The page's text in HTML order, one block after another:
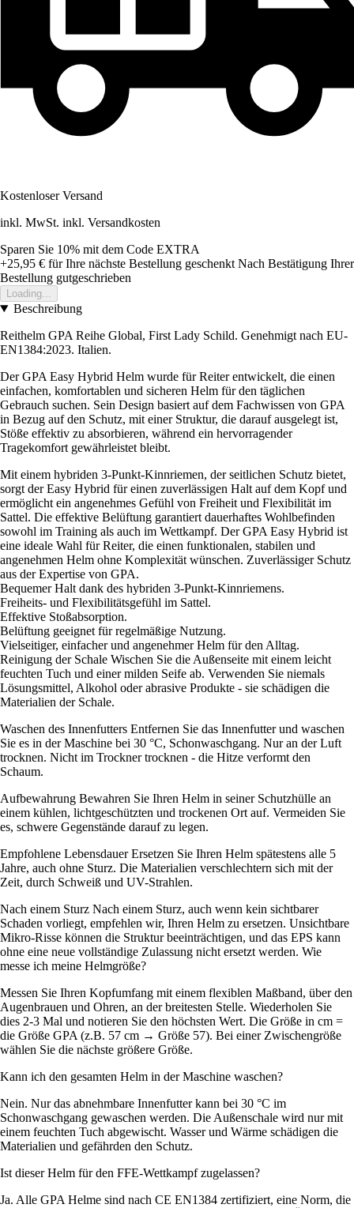
Kostenloser Versand
inkl. MwSt. inkl. Versandkosten
Sparen Sie 10% mit dem Code EXTRA
+25,95 € für Ihre nächste Bestellung geschenkt Nach Bestätigung Ihrer
Bestellung gutgeschrieben
Loading...
Beschreibung
Reithelm GPA Reihe Global, First Lady Schild. Genehmigt nach EU-
EN1384:2023. Italien.
Der GPA Easy Hybrid Helm wurde für Reiter entwickelt, die einen
einfachen, komfortablen und sicheren Helm für den täglichen
Gebrauch suchen. Sein Design basiert auf dem Fachwissen von GPA
in Bezug auf den Schutz, mit einer Struktur, die darauf ausgelegt ist,
Stöße effektiv zu absorbieren, während ein hervorragender
Tragekomfort gewährleistet bleibt.
Mit einem hybriden 3-Punkt-Kinnriemen, der seitlichen Schutz bietet,
sorgt der Easy Hybrid für einen zuverlässigen Halt auf dem Kopf und
ermöglicht ein angenehmes Gefühl von Freiheit und Flexibilität im
Sattel. Die effektive Belüftung garantiert dauerhaftes Wohlbefinden
sowohl im Training als auch im Wettkampf. Der GPA Easy Hybrid ist
eine ideale Wahl für Reiter, die einen funktionalen, stabilen und
angenehmen Helm ohne Komplexität wünschen. Zuverlässiger Schutz
aus der Expertise von GPA.
Bequemer Halt dank des hybriden 3-Punkt-Kinnriemens.
Freiheits- und Flexibilitätsgefühl im Sattel.
Effektive Stoßabsorption.
Belüftung geeignet für regelmäßige Nutzung.
Vielseitiger, einfacher und angenehmer Helm für den Alltag.
Reinigung der Schale Wischen Sie die Außenseite mit einem leicht
feuchten Tuch und einer milden Seife ab. Verwenden Sie niemals
Lösungsmittel, Alkohol oder abrasive Produkte - sie schädigen die
Materialien der Schale.
Waschen des Innenfutters Entfernen Sie das Innenfutter und waschen
Sie es in der Maschine bei 30 °C, Schonwaschgang. Nur an der Luft
trocknen. Nicht im Trockner trocknen - die Hitze verformt den
Schaum.
Aufbewahrung Bewahren Sie Ihren Helm in seiner Schutzhülle an
einem kühlen, lichtgeschützten und trockenen Ort auf. Vermeiden Sie
es, schwere Gegenstände darauf zu legen.
Empfohlene Lebensdauer Ersetzen Sie Ihren Helm spätestens alle 5
Jahre, auch ohne Sturz. Die Materialien verschlechtern sich mit der
Zeit, durch Schweiß und UV-Strahlen.
Nach einem Sturz Nach einem Sturz, auch wenn kein sichtbarer
Schaden vorliegt, empfehlen wir, Ihren Helm zu ersetzen. Unsichtbare
Mikro-Risse können die Struktur beeinträchtigen, und das EPS kann
ohne eine neue vollständige Zulassung nicht ersetzt werden. Wie
messe ich meine Helmgröße?
Messen Sie Ihren Kopfumfang mit einem flexiblen Maßband, über den
Augenbrauen und Ohren, an der breitesten Stelle. Wiederholen Sie
dies 2-3 Mal und notieren Sie den höchsten Wert. Die Größe in cm =
die Größe GPA (z.B. 57 cm → Größe 57). Bei einer Zwischengröße
wählen Sie die nächste größere Größe.
Kann ich den gesamten Helm in der Maschine waschen?
Nein. Nur das abnehmbare Innenfutter kann bei 30 °C im
Schonwaschgang gewaschen werden. Die Außenschale wird nur mit
einem feuchten Tuch abgewischt. Wasser und Wärme schädigen die
Materialien und gefährden den Schutz.
Ist dieser Helm für den FFE-Wettkampf zugelassen?
Ja. Alle GPA Helme sind nach CE EN1384 zertifiziert, eine Norm, die